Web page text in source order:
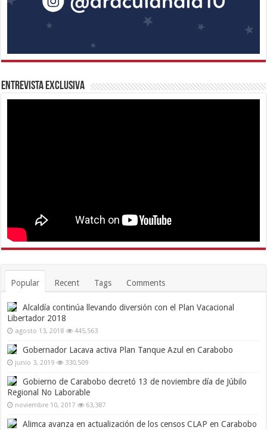
Entrevista Exclusiva
Popular Recent Tags Comments
Alcaldía continúa llevando diversión con el Plan Vacacional
Libertador 2018
agosto 13, 2018 445,563
Gobernador Lacava activa Plan Tanque Azul en Carabobo
junio 3, 2019 330,509
Gobierno de Carabobo decretó 13 de noviembre día de Júbilo
Regional No Laborable
noviembre 10, 2017 63,387
Alimca avanza en actualización de los censos CLAP en Carabobo